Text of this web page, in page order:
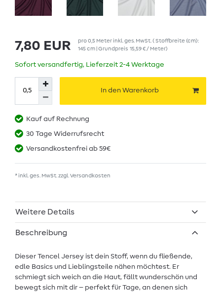
7,80 EUR pro0,5 Meterinkl. ges. MwSt. ( Stoffbreite (cm):
145 cm | Grundpreis 15,59 € / Meter)
Sofort versandfertig, Lieferzeit 2-4 Werktage
In den Warenkorb
Kauf auf Rechnung
30 Tage Widerrufsrecht
Versandkostenfrei ab 59€
* inkl. ges. MwSt. zzgl. Versandkosten
Weitere Details
Beschreibung
Dieser Tencel Jersey ist dein Stoff, wenn du fließende,
edle Basics und Lieblingsteile nähen möchtest. Er
schmiegt sich weich an die Haut, fällt wunderschön und
bewegt sich mit dir – perfekt für Tage, an denen sich